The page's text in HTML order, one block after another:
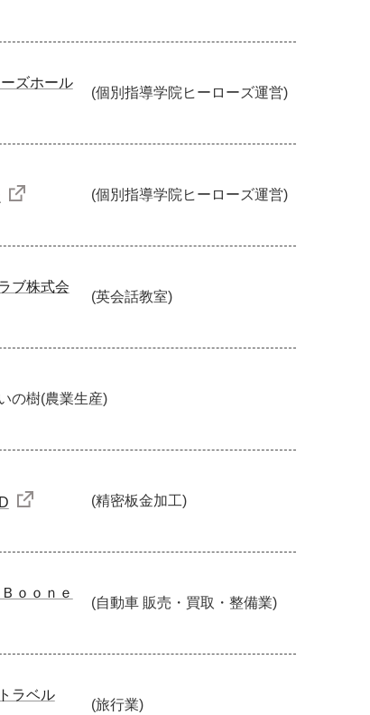
ズホール
(個別指導学院ヒーローズ運営)
(個別指導学院ヒーローズ運営)
ブ株式会
(英会話教室)
の樹(農業生産)
(精密板金加工)
ｏｏｎｅ
(自動車 販売・買取・整備業)
ラベル
(旅行業)